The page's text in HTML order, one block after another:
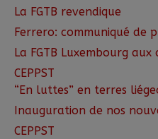
La FGTB revendique
Ferrero: communiqué de
La FGTB Luxembourg aux
CEPPST
“En luttes” en terres
Inauguration de nos
CEPPST